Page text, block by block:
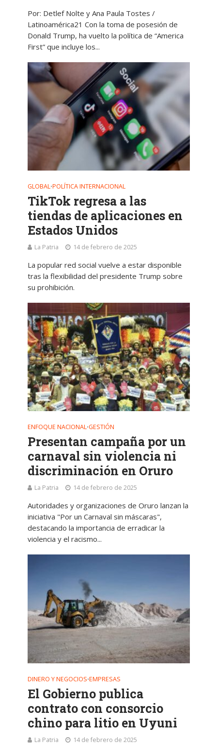
Por: Detlef Nolte y Ana Paula Tostes /
Latinoamérica21 Con la toma de posesión de
Donald Trump, ha vuelto la política de “America
First” que incluye los...
GLOBAL•POLÍTICA INTERNACIONAL
TikTok regresa a las
tiendas de aplicaciones en
Estados Unidos
La Patria 14 de febrero de 2025
La popular red social vuelve a estar disponible
tras la flexibilidad del presidente Trump sobre
su prohibición.
ENFOQUE NACIONAL•GESTIÓN
Presentan campaña por un
carnaval sin violencia ni
discriminación en Oruro
La Patria 14 de febrero de 2025
Autoridades y organizaciones de Oruro lanzan la
iniciativa "Por un Carnaval sin máscaras",
destacando la importancia de erradicar la
violencia y el racismo...
DINERO Y NEGOCIOS•EMPRESAS
El Gobierno publica
contrato con consorcio
chino para litio en Uyuni
La Patria 14 de febrero de 2025